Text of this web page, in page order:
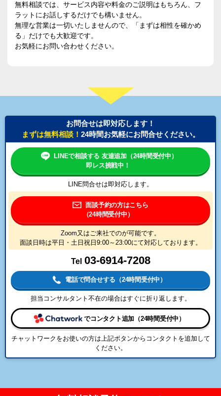
無料相談では、サービス内容や料金のご説明はもちろん、フ
ラットにお話しするだけでも構いません。
無理な営業は一切いたしませんので、「まずは相性を確かめ
る」だけでも大歓迎です。
お気軽にお問い合わせください。
お問合せは即対応します！
まずは無料相談！ 24時間お気軽にお問合せください。
LINEで相談する 友達追加（24時間受付中）
即レス挑戦中！
LINE問合せは即対応します。
面談予約の方はこちら
（24時間受付中）
Zoom又はご来社でのが可能です。
面談日時は平日・土日祝日9:00～23:00にて対応しております。
Tel 03-6914-7208
電話で問合せする（24時間受付中）
担当コンサルタント不在の場合はすぐに折り返します。
でコンタクト追加（24時間受付中）
チャットワークをお使いの方は上記ボタンからコンタクトを追加して
ください。